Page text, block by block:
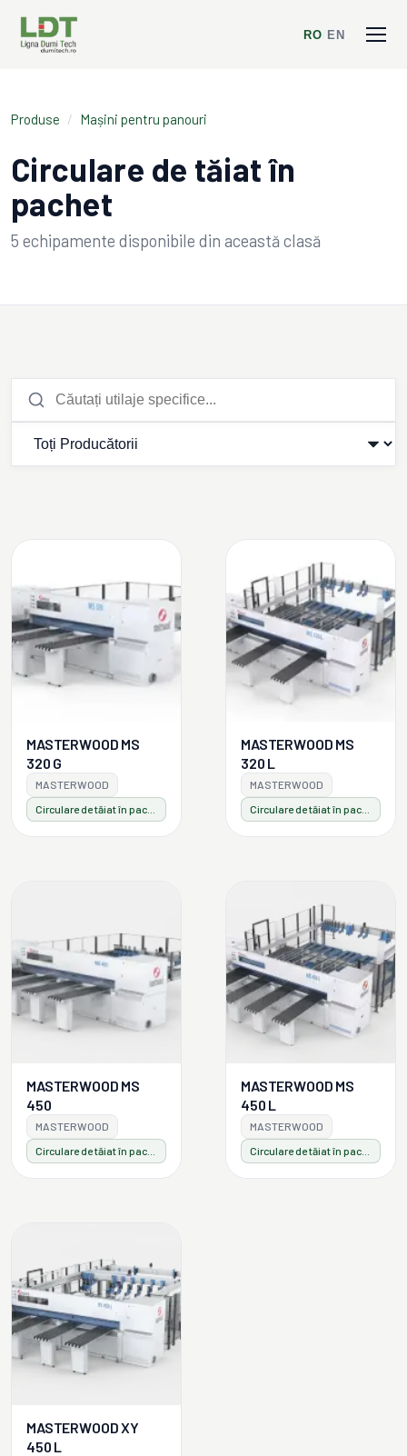
RO EN
Produse / Mașini pentru panouri
Circulare de tăiat în
pachet
5 echipamente disponibile din această clasă
MASTERWOOD MS
320 G
MASTERWOOD
MASTERWOOD MS
320 L
MASTERWOOD
MASTERWOOD MS
450
MASTERWOOD
MASTERWOOD MS
450 L
MASTERWOOD
MASTERWOOD XY
450 L